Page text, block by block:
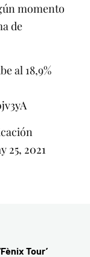
momento
de
al 18,9%
25, 2021
Tour’